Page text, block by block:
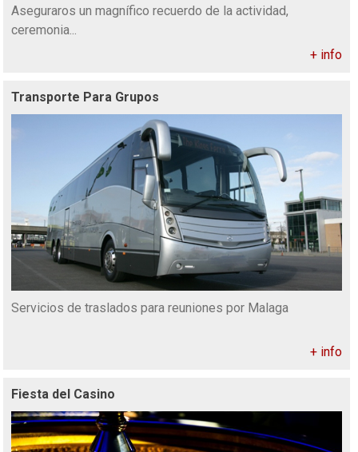
Aseguraros un magnífico recuerdo de la actividad,
ceremonia...
+ info
Transporte Para Grupos
Servicios de traslados para reuniones por Malaga
+ info
Fiesta del Casino